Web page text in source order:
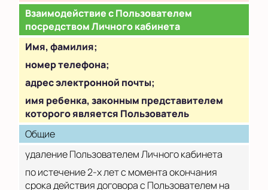
Взаимодействие с Пользователем
посредством Личного кабинета
Имя, фамилия;
номер телефона;
адрес электронной почты;
имя ребенка, законным представителем
которого является Пользователь
Общие
удаление Пользователем Личного кабинета
по истечение 2-х лет с момента окончания
срока действия договора с Пользователем на